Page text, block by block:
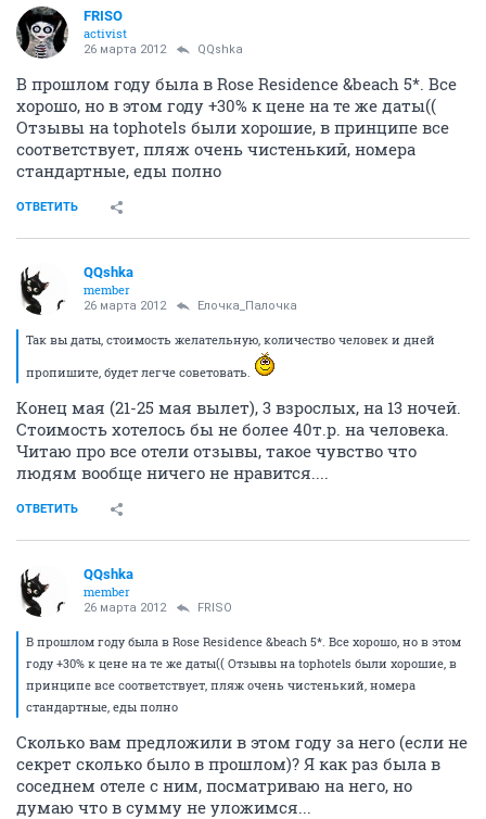
FRISO
activist
26 марта 2012 QQshka
В прошлом году была в Rose Residence &beach 5*. Все
хорошо, но в этом году +30% к цене на те же даты((
Отзывы на tophotels были хорошие, в принципе все
соответствует, пляж очень чистенький, номера
стандартные, еды полно
ОТВЕТИТЬ
QQshka
member
26 марта 2012 Ёлочка_Палочка
Так вы даты, стоимость желательную, количество человек и дней
пропишите, будет легче советовать.
Конец мая (21-25 мая вылет), 3 взрослых, на 13 ночей.
Стоимость хотелось бы не более 40т.р. на человека.
Читаю про все отели отзывы, такое чувство что
людям вообще ничего не нравится....
ОТВЕТИТЬ
QQshka
member
26 марта 2012 FRISO
В прошлом году была в Rose Residence &beach 5*. Все хорошо, но в этом
году +30% к цене на те же даты(( Отзывы на tophotels были хорошие, в
принципе все соответствует, пляж очень чистенький, номера
стандартные, еды полно
Сколько вам предложили в этом году за него (если не
секрет сколько было в прошлом)? Я как раз была в
соседнем отеле с ним, посматриваю на него, но
думаю что в сумму не уложимся...